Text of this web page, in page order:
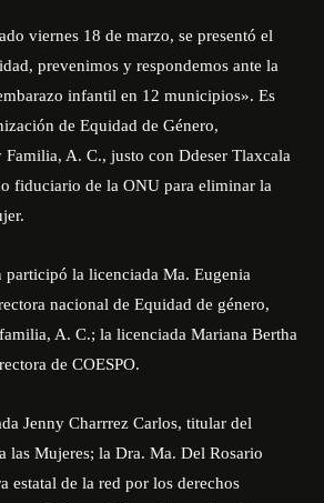
viernes 18 de marzo, se presentó el
prevenimos y respondemos ante la
infantil en 12 municipios». Es
de Equidad de Género,
Familia, A. C., justo con Ddeser Tlaxcala
fiduciario de la ONU para eliminar la
participó la licenciada Ma. Eugenia
nacional de Equidad de género,
A. C.; la licenciada Mariana Bertha
de COESPO.
Jenny Charrrez Carlos, titular del
las Mujeres; la Dra. Ma. Del Rosario
estatal de la red por los derechos